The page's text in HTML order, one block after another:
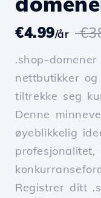
€4.99/år
.shop-
nettbutikker
tiltrekke seg
Denne
øyeblikkelig
Registrer ditt